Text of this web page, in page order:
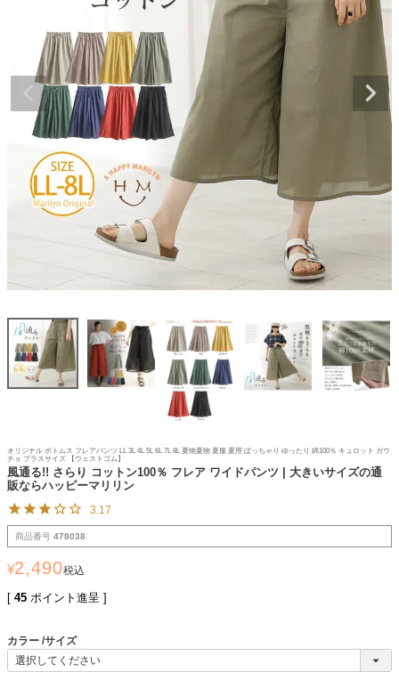
オリジナル ボトムス フレアパンツ LL 3L 4L 5L 6L 7L 8L 夏物夏物 夏服 夏用 ぽっちゃり ゆったり 綿100％ キュロット ガウ
チョ プラスサイズ 【ウェストゴム】
風通る!! さらり コットン100％ フレア ワイドパンツ | 大きいサイズの通
販ならハッピーマリリン
3.17
商品番号 478038
¥2,490税込
[ 45 ポイント進呈 ]
カラー サイズ